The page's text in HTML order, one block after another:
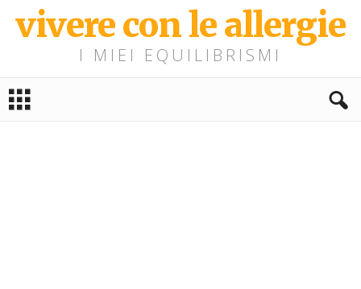
vivere con le allergie
I MIEI EQUILIBRISMI